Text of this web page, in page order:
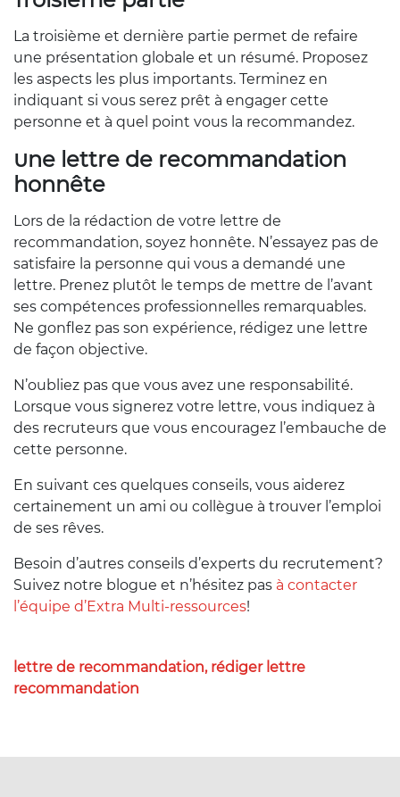
La troisième et dernière partie permet de refaire
une présentation globale et un résumé. Proposez
les aspects les plus importants. Terminez en
indiquant si vous serez prêt à engager cette
personne et à quel point vous la recommandez.
Une lettre de recommandation
honnête
Lors de la rédaction de votre lettre de
recommandation, soyez honnête. N’essayez pas de
satisfaire la personne qui vous a demandé une
lettre. Prenez plutôt le temps de mettre de l’avant
ses compétences professionnelles remarquables.
Ne gonflez pas son expérience, rédigez une lettre
de façon objective.
N’oubliez pas que vous avez une responsabilité.
Lorsque vous signerez votre lettre, vous indiquez à
des recruteurs que vous encouragez l’embauche de
cette personne.
En suivant ces quelques conseils, vous aiderez
certainement un ami ou collègue à trouver l’emploi
de ses rêves.
Besoin d’autres conseils d’experts du recrutement?
Suivez notre blogue et n’hésitez pas à contacter
l’équipe d’Extra Multi-ressources!
lettre de recommandation, rédiger lettre
recommandation